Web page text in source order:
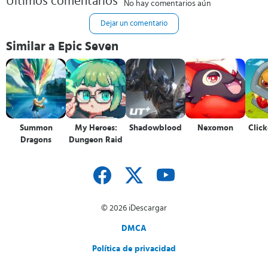
No hay comentarios aún
Dejar un comentario
Similar a Epic Seven
Summon
Dragons
My Heroes:
Dungeon Raid
Shadowblood Nexomon
© 2026 iDescargar
DMCA
Política de privacidad